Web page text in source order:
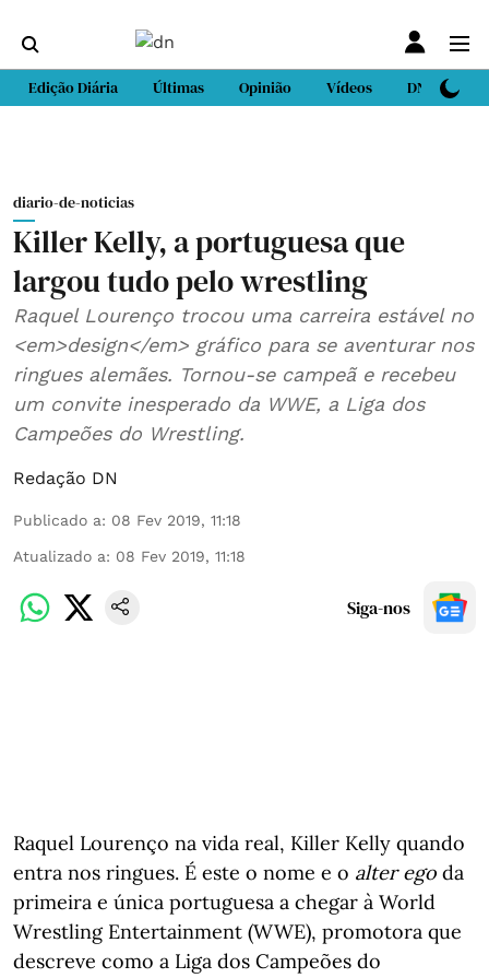
Edição Diária Últimas Opinião Vídeos DN Sport
diario-de-noticias
Killer Kelly, a portuguesa que
largou tudo pelo wrestling
Raquel Lourenço trocou uma carreira estável no
<em>design</em> gráfico para se aventurar nos
ringues alemães. Tornou-se campeã e recebeu
um convite inesperado da WWE, a Liga dos
Campeões do Wrestling.
Redação DN
Publicado a: 08 Fev 2019, 11:18
Atualizado a: 08 Fev 2019, 11:18
Siga-nos
Raquel Lourenço na vida real, Killer Kelly quando
entra nos ringues. É este o nome e o alter ego da
primeira e única portuguesa a chegar à World
Wrestling Entertainment (WWE), promotora que
descreve como a Liga dos Campeões do